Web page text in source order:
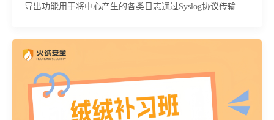
导出功能用于将中心产生的各类日志通过Syslog协议传输到
注意事项：